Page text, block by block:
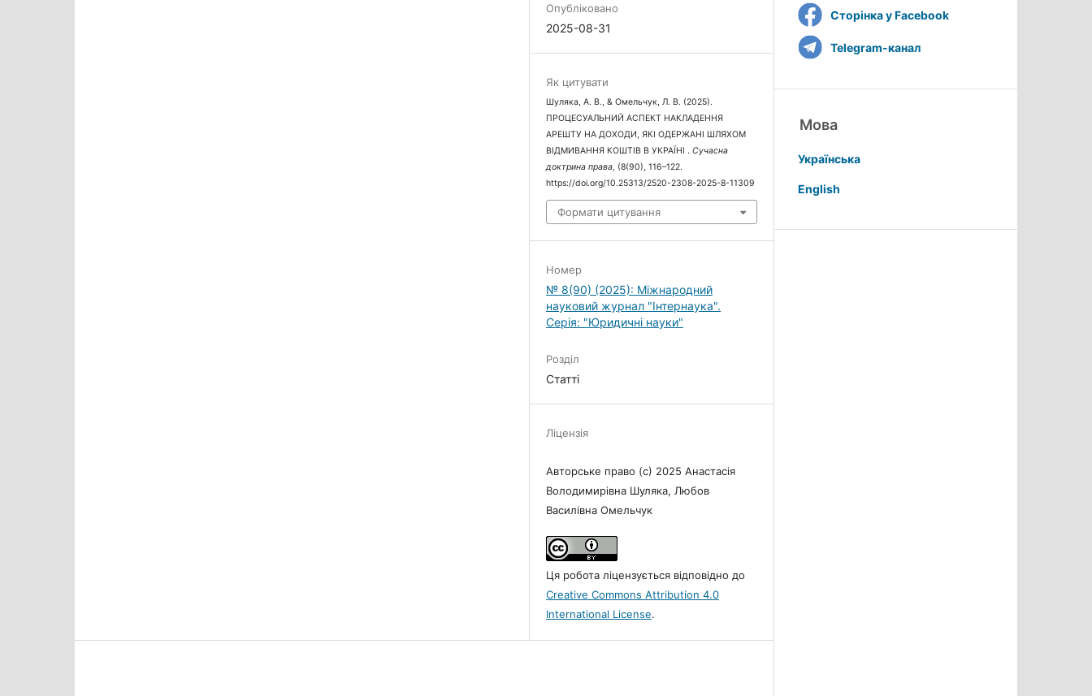
Опубліковано
2025-08-31
Як цитувати
Шуляка, А. В., & Омельчук, Л. В. (2025).
ПРОЦЕСУАЛЬНИЙ АСПЕКТ НАКЛАДЕННЯ
АРЕШТУ НА ДОХОДИ, ЯКІ ОДЕРЖАНІ ШЛЯХОМ
ВІДМИВАННЯ КОШТІВ В УКРАЇНІ .Сучасна
доктрина права , (8(90), 116–122.
https://doi.org/10.25313/2520-2308-2025-8-11309
Формати цитування
Номер
№ 8(90) (2025): Міжнародний
науковий журнал "Інтернаука".
Серія: "Юридичні науки"
Розділ
Статті
Ліцензія
Авторське право (c) 2025 Анастасія
Володимирівна Шуляка, Любов
Василівна Омельчук
Ця робота ліцензується відповідно до
Creative Commons Attribution 4.0
International License.
Сторінка у Facebook
Telegram-канал
Мова
Українська
English